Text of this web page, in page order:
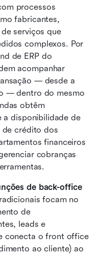
processos
fabricantes,
serviços que
complexos. Por
de ERP do
acompanhar
— desde a
— dentro do mesmo
obtêm
a disponibilidade de
crédito dos
financeiros
cobranças
de back-office
focam no
de
leads e
conecta o front office
ao cliente) ao